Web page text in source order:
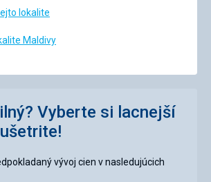
lokalite
Maldivy
Vyberte si lacnejší
vývoj cien v nasledujúcich